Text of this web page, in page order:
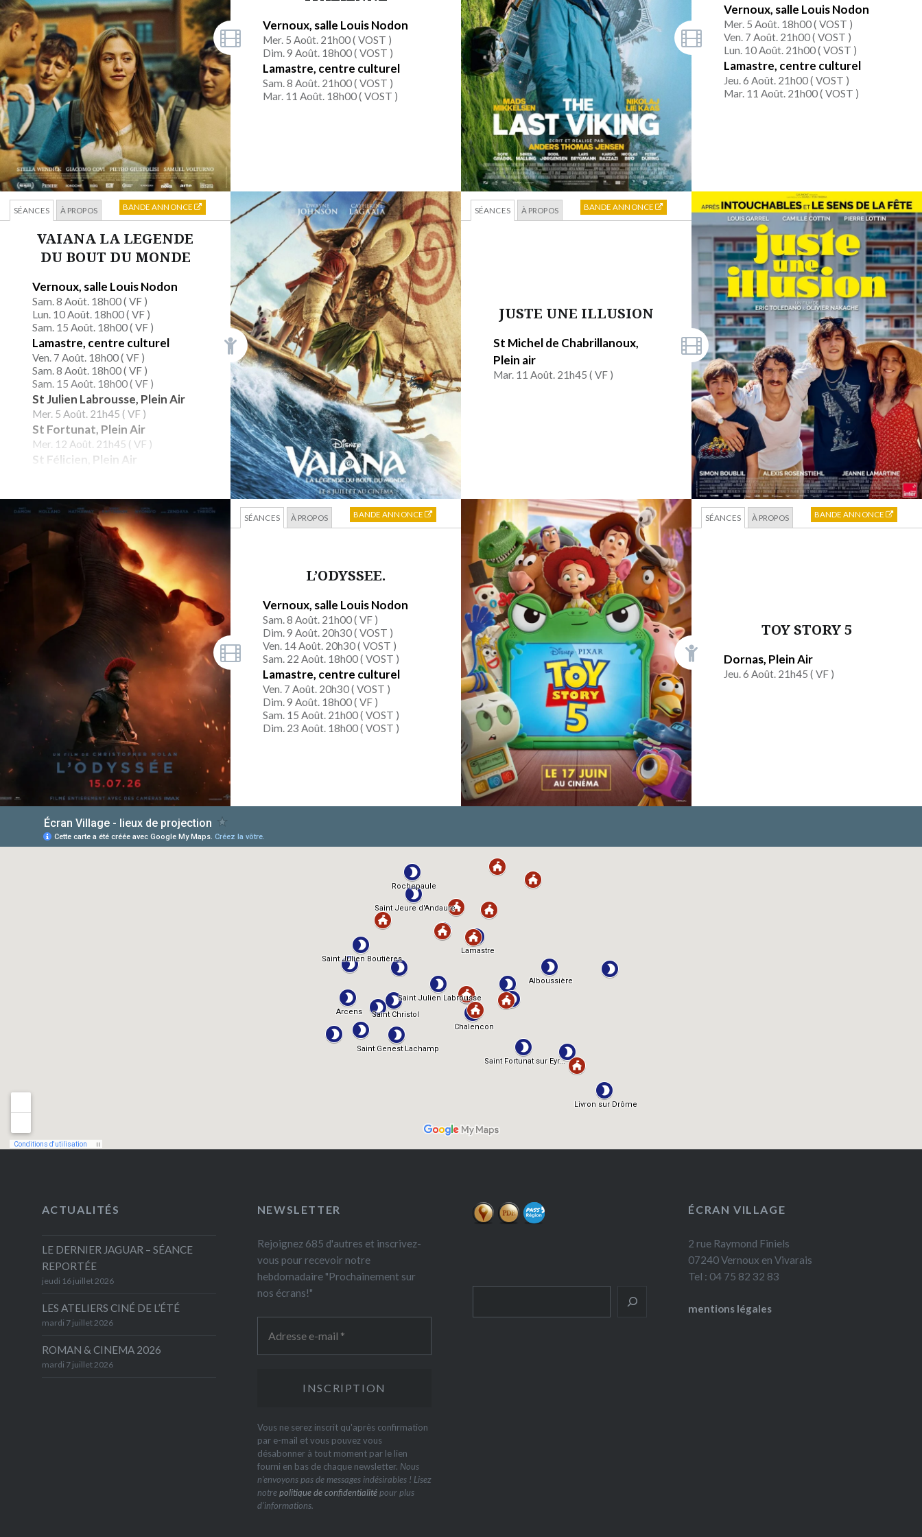
Vernoux, salle Louis Nodon
Mer. 5 Août. 21h00 (VOST )
Dim. 9 Août. 18h00 (VOST )
Lamastre, centre culturel
Sam. 8 Août. 21h00 (VOST )
Mar. 11 Août. 18h00 (VOST )
Vernoux, salle Louis Nodon
Mer. 5 Août. 18h00 (VOST )
Ven. 7 Août. 21h00 (VOST )
Lun. 10 Août. 21h00 (VOST )
Lamastre, centre culturel
Jeu. 6 Août. 21h00 (VOST )
Mar. 11 Août. 21h00 (VOST )
VAIANA LA LEGENDE
DU BOUT DU MONDE
Vernoux, salle Louis Nodon
Sam. 8 Août. 18h00 (VF )
Lun. 10 Août. 18h00 (VF )
Sam. 15 Août. 18h00 (VF )
Lamastre, centre culturel
Ven. 7 Août. 18h00 (VF )
Sam. 8 Août. 18h00 (VF )
Sam. 15 Août. 18h00 (VF )
St Julien Labrousse, Plein Air
Mer. 5 Août. 21h45 (VF )
St Fortunat, Plein Air
Mer. 12 Août. 21h45 (VF )
St Félicien, Plein Air
SÉANCES À PROPOS BANDE ANNONCE
JUSTE UNE ILLUSION
St Michel de Chabrillanoux,
Plein air
Mar. 11 Août. 21h45 (VF )
SÉANCES À PROPOS BANDE ANNONCE
L’ODYSSEE.
Vernoux, salle Louis Nodon
Sam. 8 Août. 21h00 (VF )
Dim. 9 Août. 20h30 (VOST )
Ven. 14 Août. 20h30 (VOST )
Sam. 22 Août. 18h00 (VOST )
Lamastre, centre culturel
Ven. 7 Août. 20h30 (VOST )
Dim. 9 Août. 18h00 (VF )
Sam. 15 Août. 21h00 (VOST )
Dim. 23 Août. 18h00 (VOST )
SÉANCES À PROPOS BANDE ANNONCE
TOY STORY 5
Dornas, Plein Air
Jeu. 6 Août. 21h45 (VF )
SÉANCES À PROPOS BANDE ANNONCE
ACTUALITÉS
LE DERNIER JAGUAR – SÉANCE
REPORTÉE
jeudi 16 juillet 2026
LES ATELIERS CINÉ DE L’ÉTÉ
mardi 7 juillet 2026
ROMAN & CINEMA 2026
mardi 7 juillet 2026
NEWSLETTER
Rejoignez 685 d'autres et inscrivez-
vous pour recevoir notre
hebdomadaire "Prochainement sur
nos écrans!"
Vous ne serez inscrit qu'après confirmation
par e-mail et vous pouvez vous
désabonner à tout moment par le lien
fourni en bas de chaque newsletter. Nous
n’envoyons pas de messages indésirables ! Lisez
notrepolitique de confidentialitépour plus
d’informations.
ÉCRAN VILLAGE
2 rue Raymond Finiels
07240 Vernoux en Vivarais
Tel : 04 75 82 32 83
mentions légales